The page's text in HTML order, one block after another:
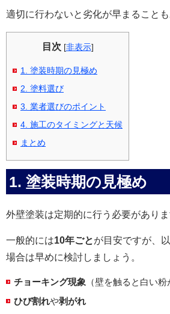
適切に行わないと劣化が早まることも
目次 [非表示]
1. 塗装時期の見極め
2. 塗料選び
3. 業者選びのポイント
4. 施工のタイミングと天候
まとめ
1. 塗装時期の見極め
外壁塗装は定期的に行う必要がありま
一般的には10年ごとが目安ですが、
場合は早めに検討しましょう。
チョーキング現象 （壁を触ると白い粉
ひび割れや剥がれ